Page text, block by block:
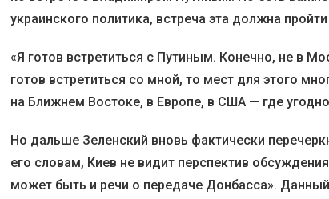
украинского политика, встреча эта должна
«Я готов встретиться с Путиным. Конечно, не в
готов встретиться со мной, то мест для этого
на Ближнем Востоке, в Европе, в США — где
Но дальше Зеленский вновь фактически
его словам, Киев не видит перспектив
может быть и речи о передаче Донбасса».